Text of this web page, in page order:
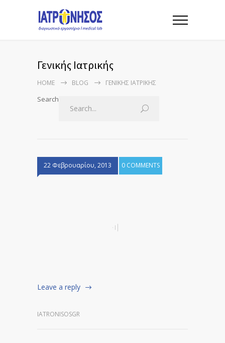
Γενικής Ιατρικής
HOME BLOG ΓΕΝΙΚΉΣ ΙΑΤΡΙΚΉΣ
Search
22 Φεβρουαρίου, 2013 0 COMMENTS
Leave a reply
IATRONISOSGR